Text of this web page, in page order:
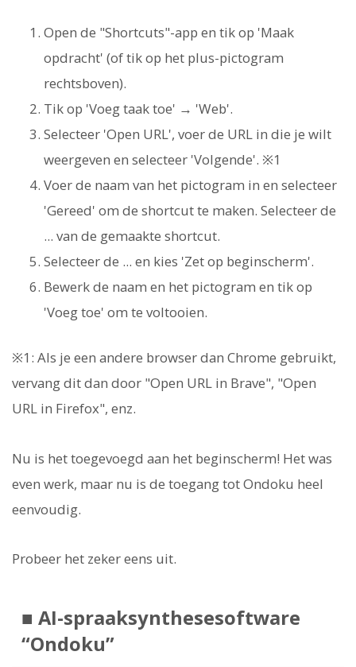
Open de "Shortcuts"-app en tik op 'Maak
opdracht' (of tik op het plus-pictogram
rechtsboven).
Tik op 'Voeg taak toe' → 'Web'.
Selecteer 'Open URL', voer de URL in die je wilt
weergeven en selecteer 'Volgende'. ※1
Voer de naam van het pictogram in en selecteer
'Gereed' om de shortcut te maken. Selecteer de
... van de gemaakte shortcut.
Selecteer de ... en kies 'Zet op beginscherm'.
Bewerk de naam en het pictogram en tik op
'Voeg toe' om te voltooien.
※1: Als je een andere browser dan Chrome gebruikt,
vervang dit dan door "Open URL in Brave", "Open
URL in Firefox", enz.
Nu is het toegevoegd aan het beginscherm! Het was
even werk, maar nu is de toegang tot Ondoku heel
eenvoudig.
Probeer het zeker eens uit.
■ AI-spraaksynthesesoftware
“Ondoku”